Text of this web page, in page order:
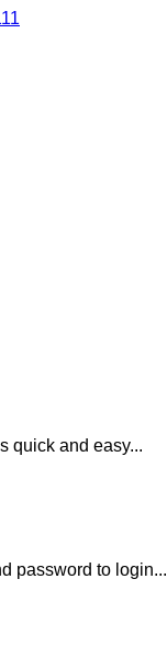
quick and easy...
password to login...